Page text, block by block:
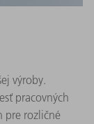
výroby.
pracovných
pre rozličné